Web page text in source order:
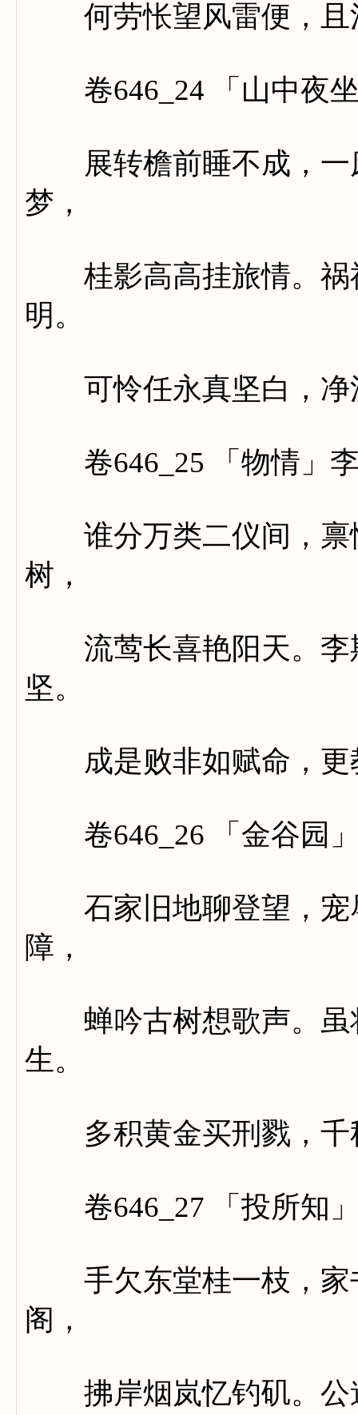
何劳怅望风雷便，且
卷646_24 「山中夜坐
展转檐前睡不成，一
梦，
桂影高高挂旅情。祸
明。
可怜任永真坚白，净
卷646_25 「物情」
谁分万类二仪间，禀
树，
流莺长喜艳阳天。李
坚。
成是败非如赋命，更
卷646_26 「金谷园
石家旧地聊登望，宠
障，
蝉吟古树想歌声。虽
生。
多积黄金买刑戮，千
卷646_27 「投所知
手欠东堂桂一枝，家
阁，
拂岸烟岚忆钓矶。公